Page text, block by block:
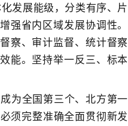
发展能级，分类有序、片
强省内区域发展协调性。
察、审计监督、统计督察
能。坚持举一反三、标本
为全国第三个、北方第一
须完整准确全面贯彻新发